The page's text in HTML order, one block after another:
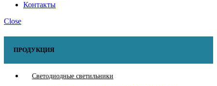
Контакты
Close
ПРОДУКЦИЯ
Светодиодные светильники